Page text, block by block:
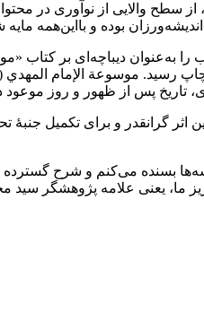
سطح والایی از نوآوری در
بوده و بااین‌همه
را به‌عنوان دیباچه‌ای بر کتاب
رسید. موسوعة الإمام المهدي
تاریخ پس از ظهور و روز موعود
گرانقدر و برای تکمیل جنبۀ‌
بسنده می‌کنم و شرح
ما، یعنی علامه پژوهشگر سید